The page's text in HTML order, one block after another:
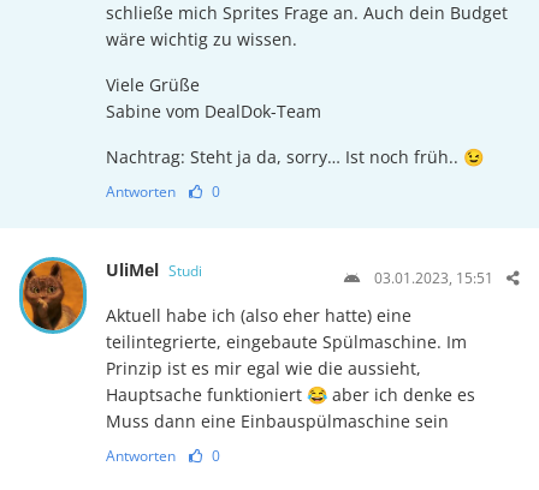
schließe mich Sprites Frage an. Auch dein Budget
wäre wichtig zu wissen.
Viele Grüße
Sabine vom DealDok-Team
Nachtrag: Steht ja da, sorry… Ist noch früh.. 😉
Antworten 0
UliMel Studi 03.01.2023, 15:51
Aktuell habe ich (also eher hatte) eine
teilintegrierte, eingebaute Spülmaschine. Im
Prinzip ist es mir egal wie die aussieht,
Hauptsache funktioniert 😂 aber ich denke es
Muss dann eine Einbauspülmaschine sein
Antworten 0